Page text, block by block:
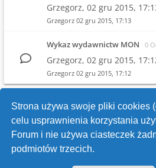
Strona używa swoje pliki cookies
celu usprawnienia korzystania
Forum i nie używa ciasteczek
podmiotów trzecich.
Grzegorz, 02 gru 2015,
Grzegorz 02 gru 2015, 17:13
Wykaz wydawnictw MON 0
Grzegorz, 02 gru 2015,
Grzegorz 02 gru 2015, 17:12
1 2
Wróć do wykazu forów